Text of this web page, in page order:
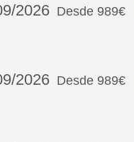
2026 Desde 989€
2026 Desde 989€